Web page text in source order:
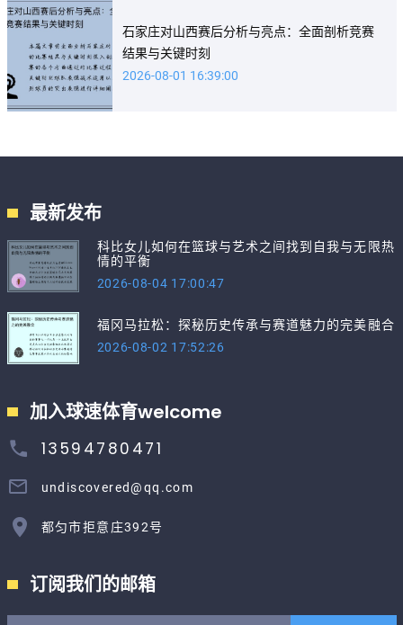
石家庄对山西赛后分析与亮点：全面剖析竞赛
结果与关键时刻
2026-08-01 16:39:00
最新发布
科比女儿如何在篮球与艺术之间找到自我与无限热
情的平衡
2026-08-04 17:00:47
福冈马拉松：探秘历史传承与赛道魅力的完美融合
2026-08-02 17:52:26
加入球速体育welcome
13594780471
undiscovered@qq.com
都匀市拒意庄392号
订阅我们的邮箱